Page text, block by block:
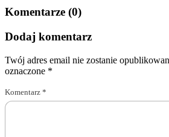
Komentarze (0)
Dodaj komentarz
Twój adres email nie zostanie
oznaczone *
Komentarz *